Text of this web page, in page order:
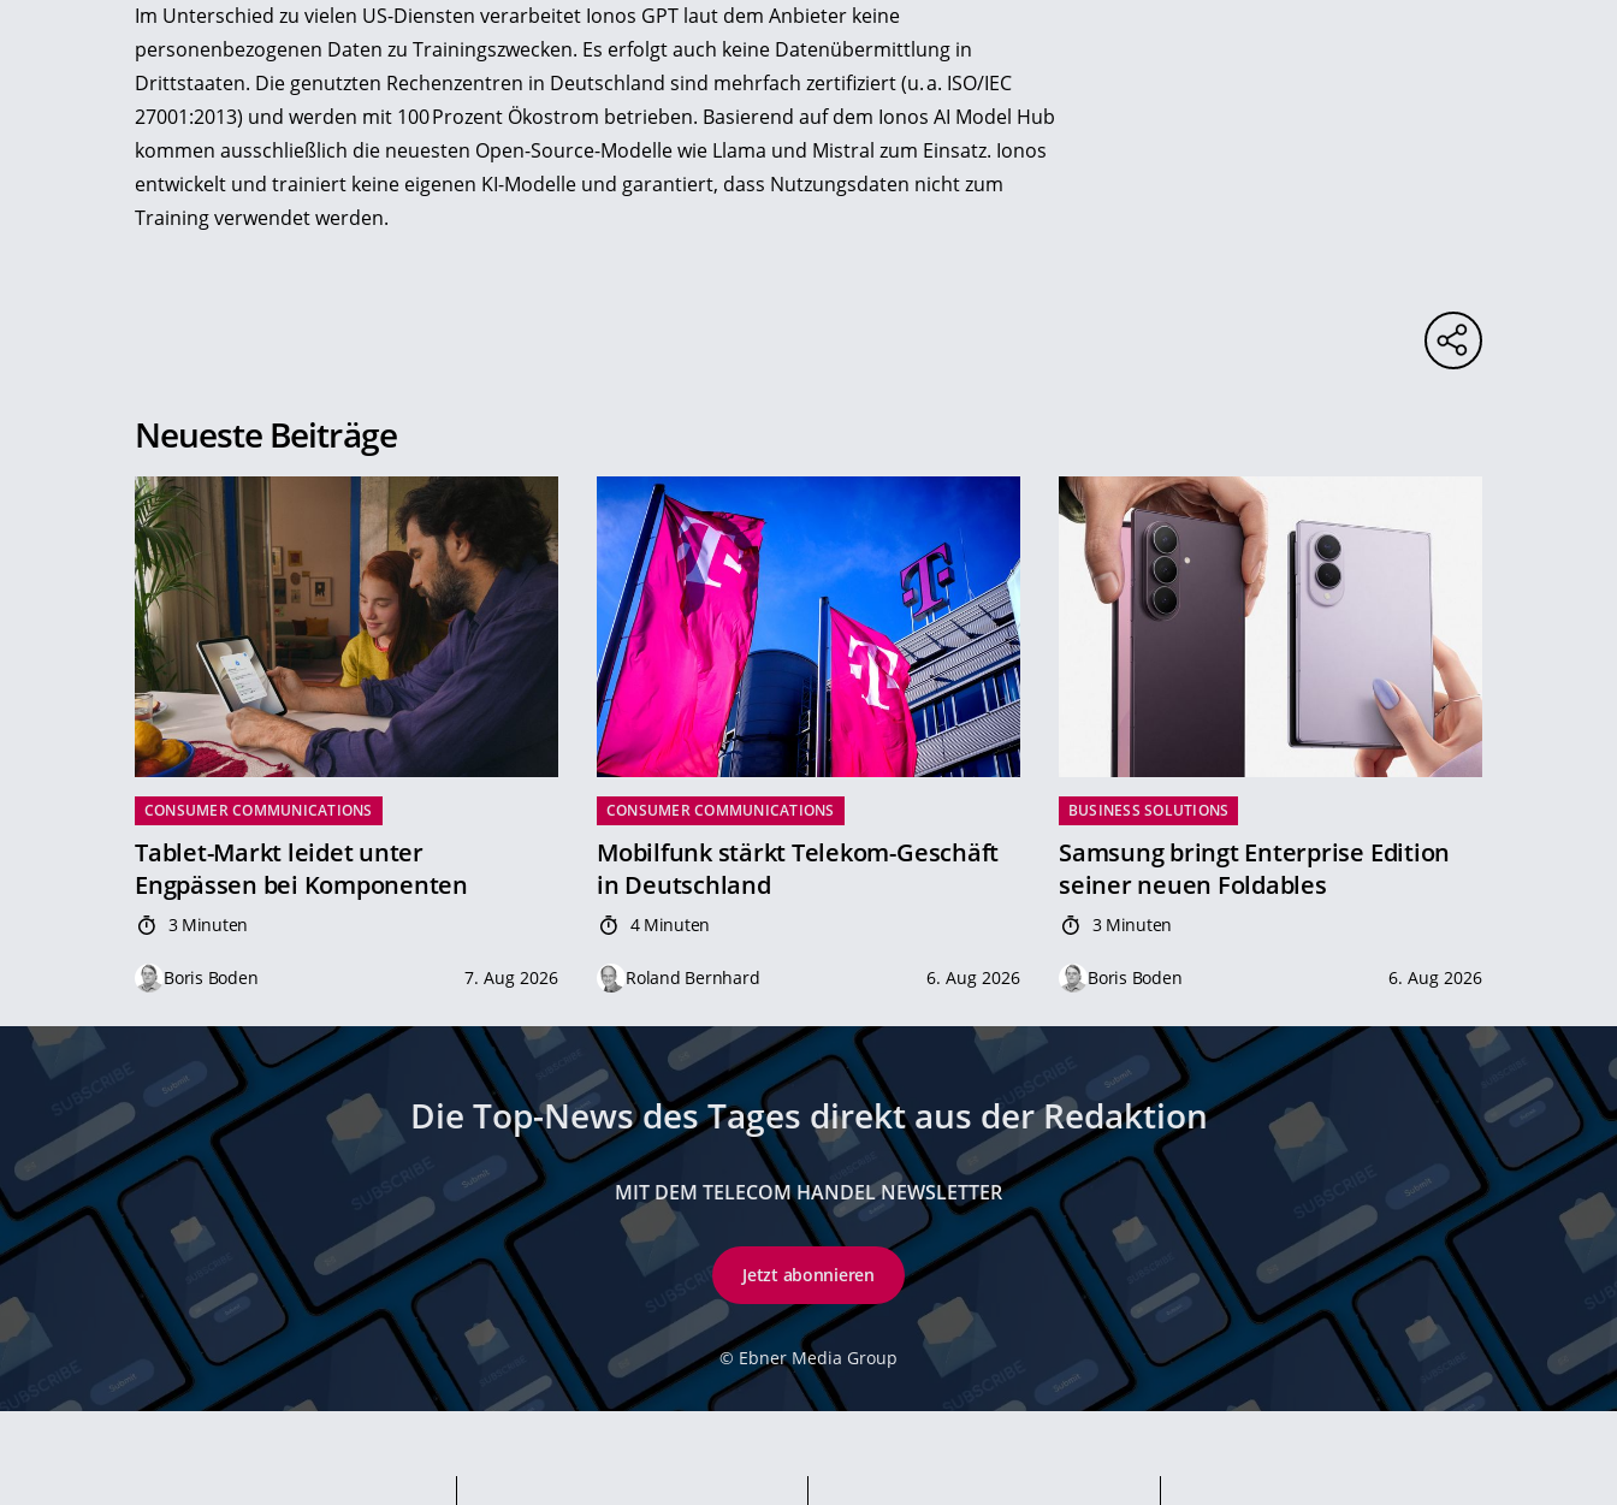
Im Unterschied zu vielen US-Diensten verarbeitet Ionos GPT laut dem Anbieter keine
personenbezogenen Daten zu Trainingszwecken. Es erfolgt auch keine Datenübermittlung in
Drittstaaten. Die genutzten Rechenzentren in Deutschland sind mehrfach zertifiziert (u. a. ISO/IEC
27001:2013) und werden mit 100 Prozent Ökostrom betrieben. Basierend auf dem Ionos AI Model Hub
kommen ausschließlich die neuesten Open-Source-Modelle wie Llama und Mistral zum Einsatz. Ionos
entwickelt und trainiert keine eigenen KI-Modelle und garantiert, dass Nutzungsdaten nicht zum
Training verwendet werden.
Neueste Beiträge
CONSUMER COMMUNICATIONS
Tablet-Markt leidet unter
Engpässen bei Komponenten
3 Minuten
Boris Boden 7. Aug 2026
CONSUMER COMMUNICATIONS
Mobilfunk stärkt Telekom-Geschäft
in Deutschland
4 Minuten
Roland Bernhard 6. Aug 2026
BUSINESS SOLUTIONS
Samsung bringt Enterprise Edition
seiner neuen Foldables
3 Minuten
Boris Boden 6. Aug 2026
Die Top-News des Tages direkt aus der Redaktion
MIT DEM TELECOM HANDEL NEWSLETTER
Jetzt abonnieren
© Ebner Media Group